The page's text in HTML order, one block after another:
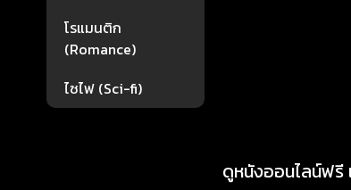
โรแมนติก
(Romance)
ไซไฟ (Sci-fi)